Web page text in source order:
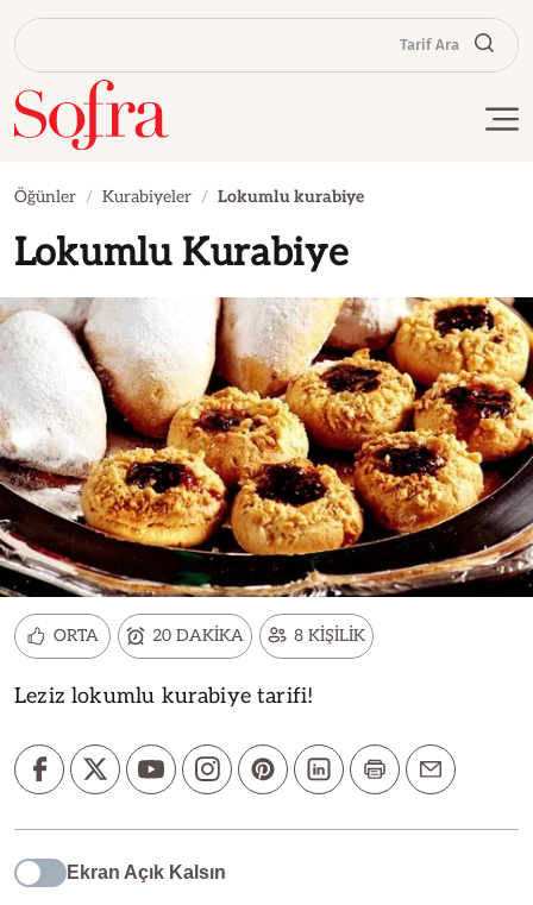
Tarif Ara
Öğünler Kurabiyeler Lokumlu kurabiye
Lokumlu Kurabiye
ORTA 20 DAKİKA 8 KİŞİLİK
Leziz lokumlu kurabiye tarifi!
Ekran Açık Kalsın